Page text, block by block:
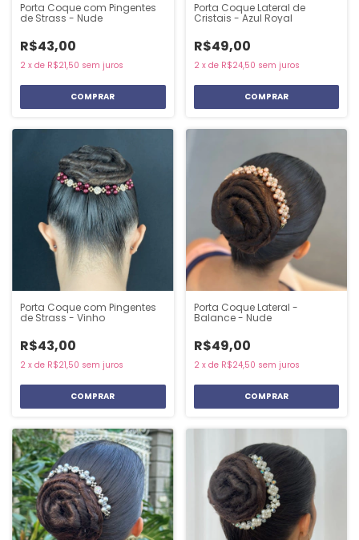
Porta Coque com Pingentes
de Strass - Nude
R$43,00
2 x de R$21,50 sem juros
Porta Coque Lateral de
Cristais - Azul Royal
R$49,00
2 x de R$24,50 sem juros
Porta Coque com Pingentes
de Strass - Vinho
R$43,00
2 x de R$21,50 sem juros
Porta Coque Lateral -
Balance - Nude
R$49,00
2 x de R$24,50 sem juros